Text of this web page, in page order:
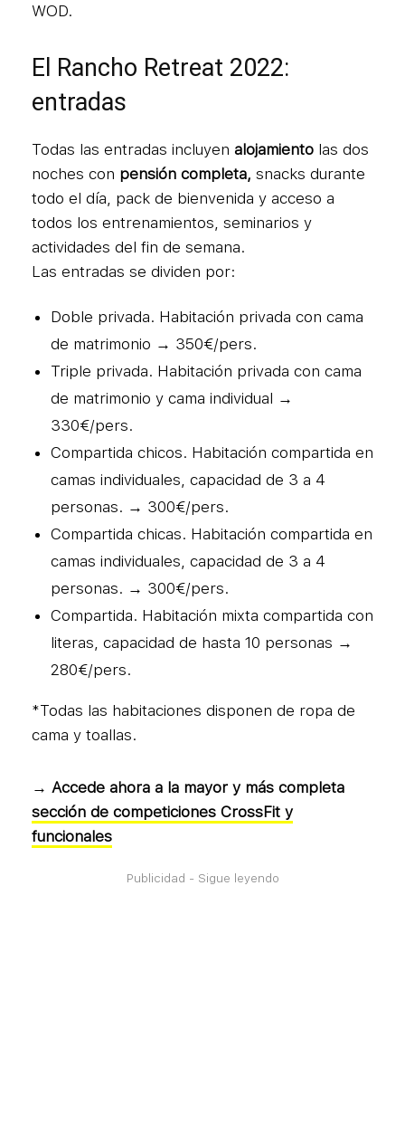
WOD.
El Rancho Retreat 2022:
entradas
Todas las entradas incluyen alojamiento las dos
noches con pensión completa, snacks durante
todo el día, pack de bienvenida y acceso a
todos los entrenamientos, seminarios y
actividades del fin de semana.
Las entradas se dividen por:
Doble privada. Habitación privada con cama
de matrimonio → 350€/pers.
Triple privada. Habitación privada con cama
de matrimonio y cama individual →
330€/pers.
Compartida chicos. Habitación compartida en
camas individuales, capacidad de 3 a 4
personas. → 300€/pers.
Compartida chicas. Habitación compartida en
camas individuales, capacidad de 3 a 4
personas. → 300€/pers.
Compartida. Habitación mixta compartida con
literas, capacidad de hasta 10 personas →
280€/pers.
*Todas las habitaciones disponen de ropa de
cama y toallas.
→ Accede ahora a la mayor y más completa
sección de competiciones CrossFit y
funcionales
Publicidad - Sigue leyendo